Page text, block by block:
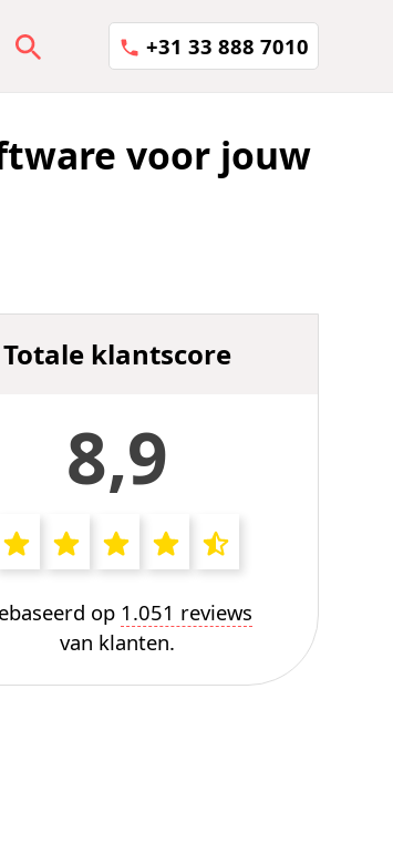
+31 33 888 7010
voor jouw
Totale klantscore
8,9
op 1.051 reviews
van klanten.